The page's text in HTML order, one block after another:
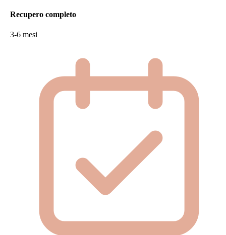
Recupero completo
3-6 mesi